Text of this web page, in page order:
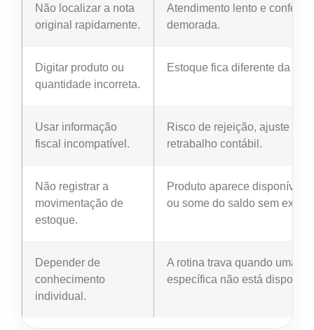
Não localizar a nota
original rapidamente.
Atendimento lento e
demorada.
Digitar produto ou
quantidade incorreta.
Estoque fica diferente da
Usar informação
fiscal incompatível.
Risco de rejeição, ajuste
retrabalho contábil.
Não registrar a
movimentação de
estoque.
Produto aparece disponível
ou some do saldo sem
Depender de
conhecimento
individual.
A rotina trava quando uma
específica não está